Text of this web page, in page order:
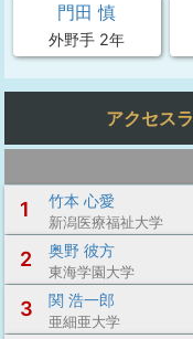
門田 慎
外野手 2年
アクセス
1
竹本 心愛
新潟医療福祉大学
2 奥野 彼方
東海学園大学
3 関 浩一郎
亜細亜大学